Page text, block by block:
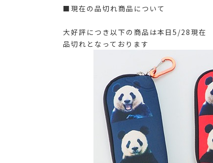
■現在の品切れ商品について
大好評につき以下の商品は本日5/28現在
品切れとなっております